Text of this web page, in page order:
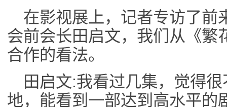
在影视展上，记者专访了前
会前会长田启文，我们从《繁
合作的看法。
田启文:我看过几集，觉得
地，能看到一部达到高水平的